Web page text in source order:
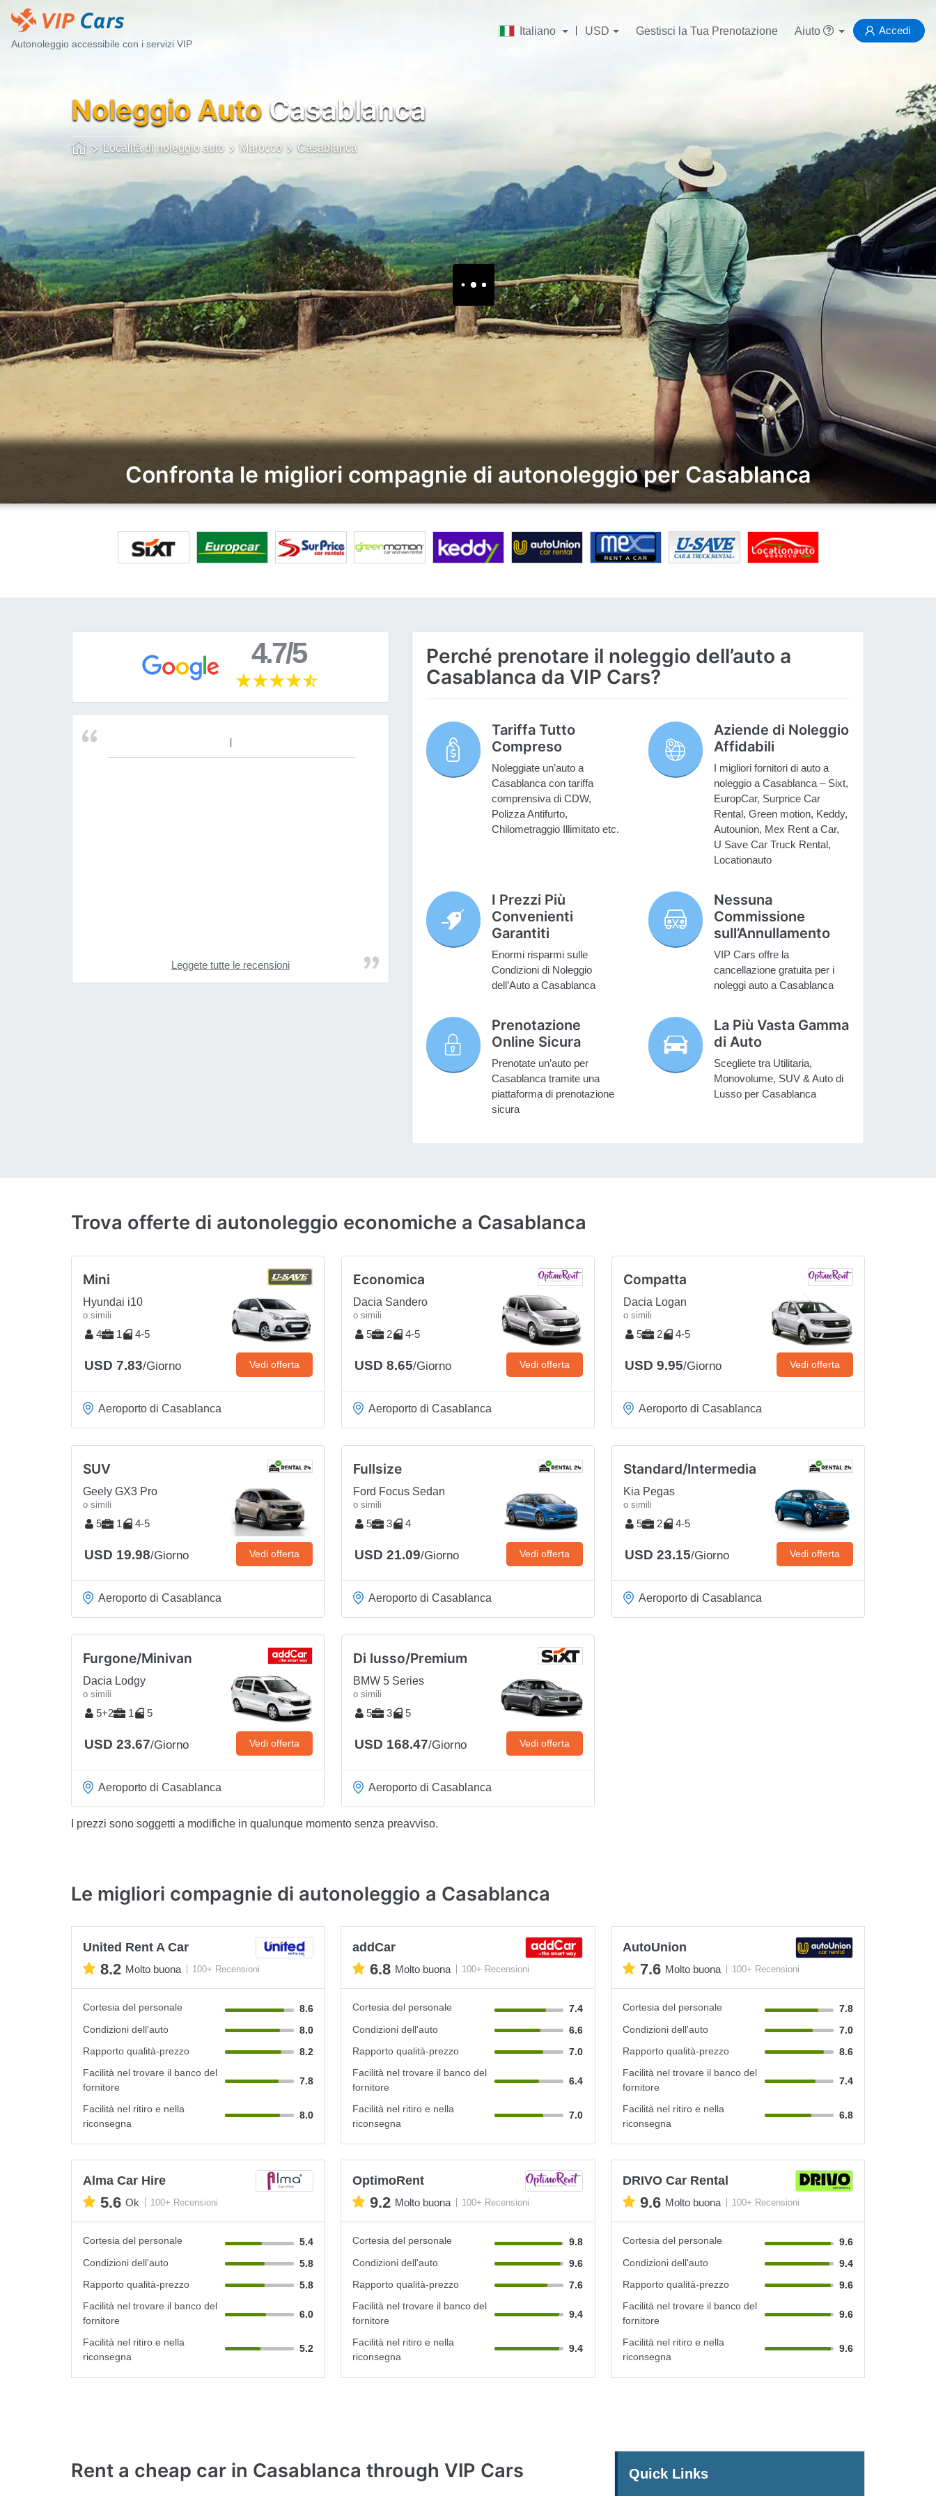
Autonoleggio accessibile con i servizi VIP
Italiano USD Gestisci la Tua Prenotazione Aiuto Accedi
Noleggio Auto Casablanca
Località di noleggio auto Marocco Casablanca
Confronta le migliori compagnie di autonoleggio per Casablanca
4.7/5
Leggete tutte le recensioni
Perché prenotare il noleggio dell’auto a
Casablanca da VIP Cars?
Tariffa Tutto
Compreso
Noleggiate un’auto a
Casablanca con tariffa
comprensiva di CDW,
Polizza Antifurto,
Chilometraggio Illimitato etc.
Aziende di Noleggio
Affidabili
I migliori fornitori di auto a
noleggio a Casablanca – Sixt,
EuropCar, Surprice Car
Rental, Green motion, Keddy,
Autounion, Mex Rent a Car,
U Save Car Truck Rental,
Locationauto
I Prezzi Più
Convenienti
Garantiti
Enormi risparmi sulle
Condizioni di Noleggio
dell’Auto a Casablanca
Nessuna
Commissione
sull’Annullamento
VIP Cars offre la
cancellazione gratuita per i
noleggi auto a Casablanca
Prenotazione
Online Sicura
Prenotate un’auto per
Casablanca tramite una
piattaforma di prenotazione
sicura
La Più Vasta Gamma
di Auto
Scegliete tra Utilitaria,
Monovolume, SUV & Auto di
Lusso per Casablanca
Trova offerte di autonoleggio economiche a Casablanca
Mini
Hyundai i10
o simili
4 1 4-5
USD 7.83/Giorno Vedi offerta
Aeroporto di Casablanca
Economica
Dacia Sandero
o simili
5 2 4-5
USD 8.65/Giorno Vedi offerta
Aeroporto di Casablanca
Compatta
Dacia Logan
o simili
5 2 4-5
USD 9.95/Giorno Vedi offerta
Aeroporto di Casablanca
SUV
Geely GX3 Pro
o simili
5 1 4-5
USD 19.98/Giorno Vedi offerta
Aeroporto di Casablanca
Fullsize
Ford Focus Sedan
o simili
5 3 4
USD 21.09/Giorno Vedi offerta
Aeroporto di Casablanca
Standard/Intermedia
Kia Pegas
o simili
5 2 4-5
USD 23.15/Giorno Vedi offerta
Aeroporto di Casablanca
Furgone/Minivan
Dacia Lodgy
o simili
5+2 1 5
USD 23.67/Giorno Vedi offerta
Aeroporto di Casablanca
Di lusso/Premium
BMW 5 Series
o simili
5 3 5
USD 168.47/Giorno Vedi offerta
Aeroporto di Casablanca
I prezzi sono soggetti a modifiche in qualunque momento senza preavviso.
Le migliori compagnie di autonoleggio a Casablanca
United Rent A Car
8.2 Molto buona 100+ Recensioni
Cortesia del personale
8.6
Condizioni dell'auto
8.0
Rapporto qualità-prezzo
8.2
Facilità nel trovare il banco del
fornitore
7.8
Facilità nel ritiro e nella
riconsegna
8.0
addCar
6.8 Molto buona 100+ Recensioni
Cortesia del personale
7.4
Condizioni dell'auto
6.6
Rapporto qualità-prezzo
7.0
Facilità nel trovare il banco del
fornitore
6.4
Facilità nel ritiro e nella
riconsegna
7.0
AutoUnion
7.6 Molto buona 100+ Recensioni
Cortesia del personale
7.8
Condizioni dell'auto
7.0
Rapporto qualità-prezzo
8.6
Facilità nel trovare il banco del
fornitore
7.4
Facilità nel ritiro e nella
riconsegna
6.8
Alma Car Hire
5.6 Ok 100+ Recensioni
Cortesia del personale
5.4
Condizioni dell'auto
5.8
Rapporto qualità-prezzo
5.8
Facilità nel trovare il banco del
fornitore
6.0
Facilità nel ritiro e nella
riconsegna
5.2
OptimoRent
9.2 Molto buona 100+ Recensioni
Cortesia del personale
9.8
Condizioni dell'auto
9.6
Rapporto qualità-prezzo
7.6
Facilità nel trovare il banco del
fornitore
9.4
Facilità nel ritiro e nella
riconsegna
9.4
DRIVO Car Rental
9.6 Molto buona 100+ Recensioni
Cortesia del personale
9.6
Condizioni dell'auto
9.4
Rapporto qualità-prezzo
9.6
Facilità nel trovare il banco del
fornitore
9.6
Facilità nel ritiro e nella
riconsegna
9.6
Quick Links
Rent a cheap car in Casablanca through VIP Cars